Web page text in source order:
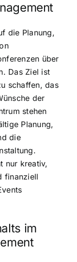
die Planung,
über
Das Ziel ist
schaffen, das
der
stehen
Planung,
die
nur kreativ,
finanziell
im